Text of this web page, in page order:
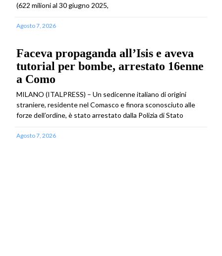
(622 milioni al 30 giugno 2025,
Agosto 7, 2026
Faceva propaganda all’Isis e aveva
tutorial per bombe, arrestato 16enne
a Como
MILANO (ITALPRESS) – Un sedicenne italiano di origini
straniere, residente nel Comasco e finora sconosciuto alle
forze dell’ordine, è stato arrestato dalla Polizia di Stato
Agosto 7, 2026